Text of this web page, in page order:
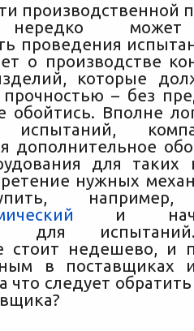
нередко может
проведения
о производстве
которые
– без
обойтись. Вполне
испытаний,
дополнительное
для таких
нужных
и
для
стоит недешево, и
в поставщиках
что следует